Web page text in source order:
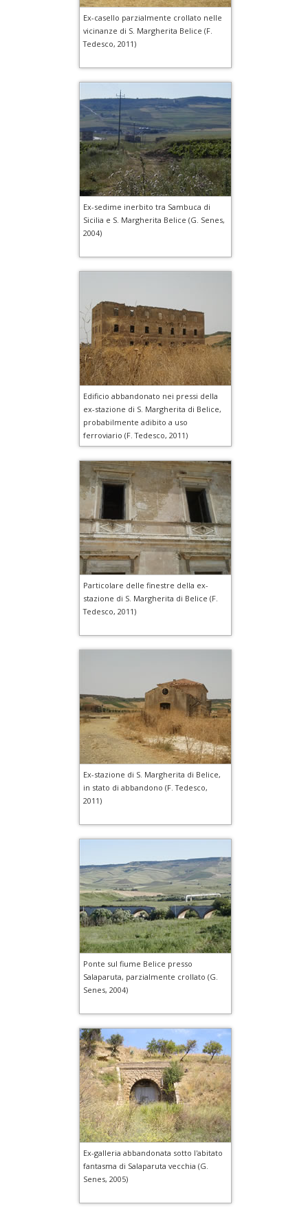
Ex-casello parzialmente crollato nelle
vicinanze di S. Margherita Belice (F.
Tedesco, 2011)
Ex-sedime inerbito tra Sambuca di
Sicilia e S. Margherita Belice (G. Senes,
2004)
Edificio abbandonato nei pressi della
ex-stazione di S. Margherita di Belice,
probabilmente adibito a uso
ferroviario (F. Tedesco, 2011)
Particolare delle finestre della ex-
stazione di S. Margherita di Belice (F.
Tedesco, 2011)
Ex-stazione di S. Margherita di Belice,
in stato di abbandono (F. Tedesco,
2011)
Ponte sul fiume Belice presso
Salaparuta, parzialmente crollato (G.
Senes, 2004)
Ex-galleria abbandonata sotto l'abitato
fantasma di Salaparuta vecchia (G.
Senes, 2005)